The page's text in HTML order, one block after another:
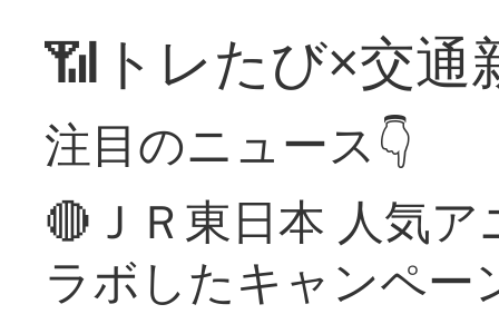
📶トレたび×交通
注目のニュース👇
🔴ＪＲ東日本 人気
ラボしたキャンペー